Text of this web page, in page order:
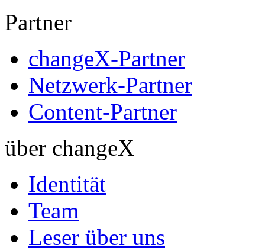
Partner
changeX-Partner
Netzwerk-Partner
Content-Partner
über changeX
Identität
Team
Leser über uns